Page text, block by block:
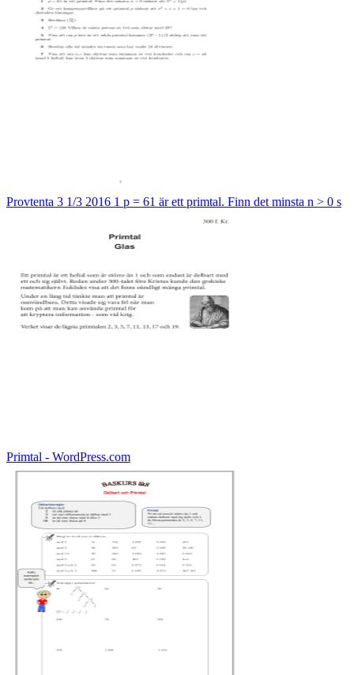
Provtenta 3 1/3 2016 1 p = 61 är ett primtal. Finn det minsta n > 0 s
Primtal - WordPress.com